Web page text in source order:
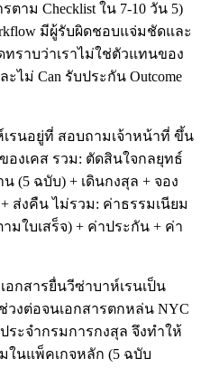
ตาม Checklist ใน 7-10 วัน 5)
มีผู้รับผิดชอบแจ่มชัดและ
ราบว่าเราไม่ใช่ตัวแทนของ
ะไม่ Can รับประกัน Outcome
เรนอยู่ที่ สอบถามเจ้าหน้าที่ ขึ้น
งเคส รวม: ตัดสินใจกลยุทธ์
(5 ฉบับ) + เดินกงสุล + จอง
+ ส่งคืน ไม่รวม: ค่าธรรมเนียม
มใบเสร็จ) + ค่าประกัน + ค่า
เอกสารยื่นวีซ่าบาห์เรนเป็น
วงต่อจนเอกสารตกหล่น NYC
ระจำกรมการกงสุล จึงทำให้
มในแพ็คเกจหลัก (5 ฉบับ